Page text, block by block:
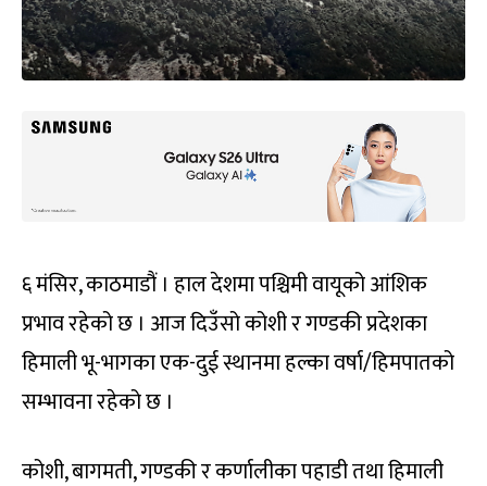
६ मंसिर, काठमाडौं । हाल देशमा पश्चिमी वायूको आंशिक
प्रभाव रहेको छ । आज दिउँसो कोशी र गण्डकी प्रदेशका
हिमाली भू-भागका एक-दुई स्थानमा हल्का वर्षा/हिमपातको
सम्भावना रहेको छ ।
कोशी, बागमती, गण्डकी र कर्णालीका पहाडी तथा हिमाली